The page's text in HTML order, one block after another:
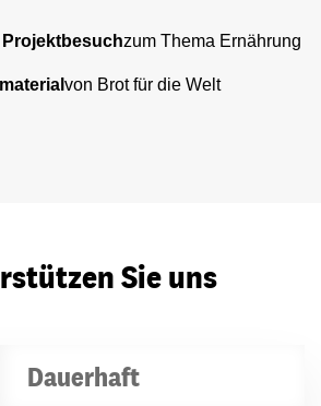
zum Thema Ernährung
von Brot für die Welt
Sie uns
Dauerhaft